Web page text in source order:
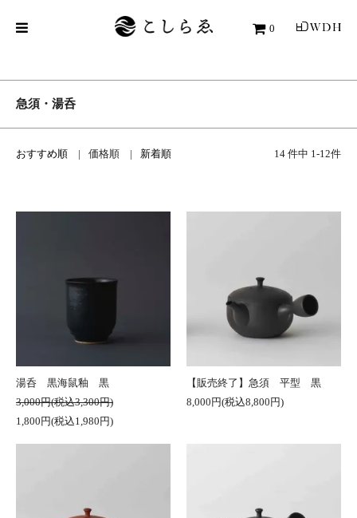
0
急須・湯呑
おすすめ順 価格順 新着順 14 件中 1-12件
湯呑 黒海鼠釉 黒
3,000円(税込3,300円)
1,800円(税込1,980円)
【販売終了】急須 平型 黒
8,000円(税込8,800円)